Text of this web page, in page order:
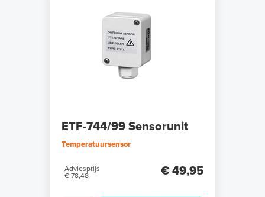
ETF-744/99 Sensorunit
Temperatuursensor
Adviesprijs
€ 78,48
€ 49,95